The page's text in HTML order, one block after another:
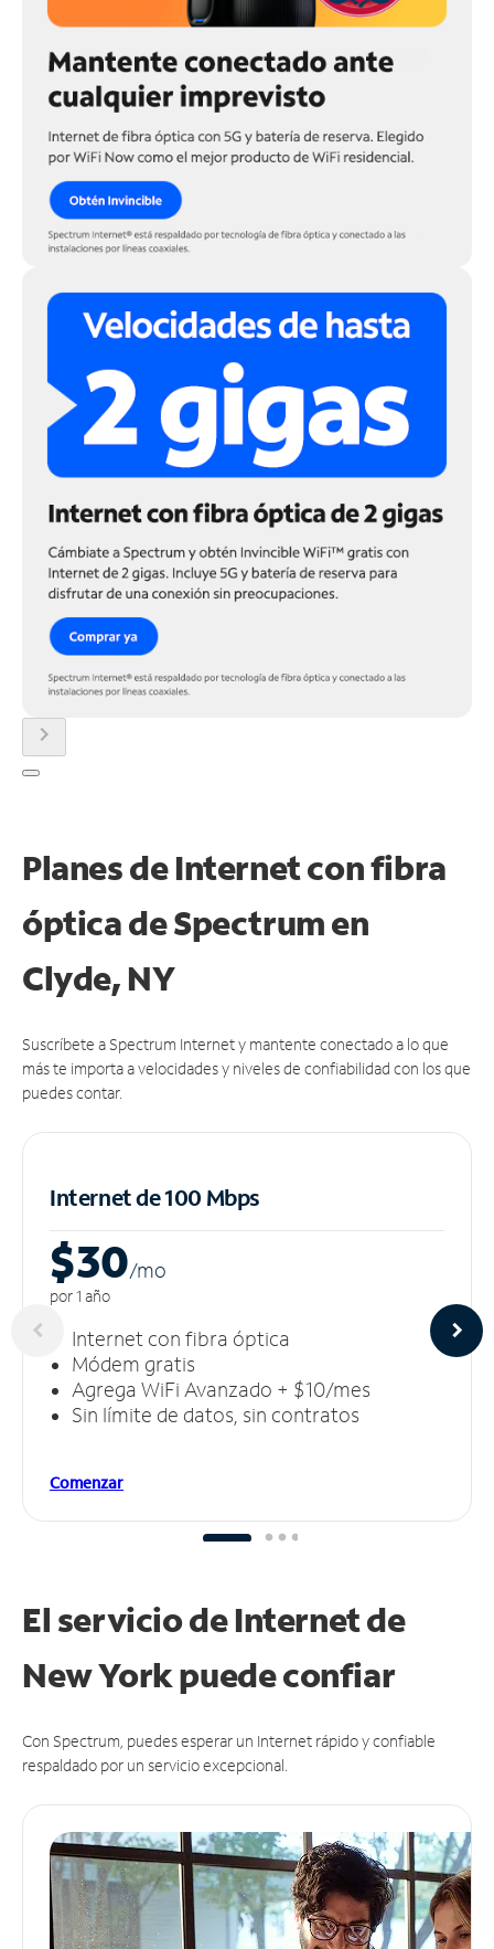
chevron_right
Planes de Internet con fibra
óptica de Spectrum en
Clyde, NY
Suscríbete a Spectrum Internet y mantente conectado a lo que
más te importa a velocidades y niveles de confiabilidad con los que
puedes contar.
Internet de 100 Mbps
$30/mo
por 1 año
Internet con fibra óptica
Módem gratis
Agrega WiFi Avanzado + $10/mes
Sin límite de datos, sin contratos
Comenzar
El servicio de Internet de
New York puedeconfiar
Con Spectrum, puedes esperar un Internet rápido y confiable
respaldado por un servicio excepcional.